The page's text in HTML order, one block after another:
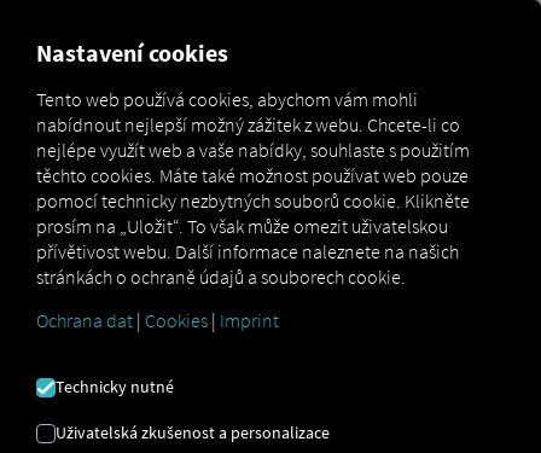
Marketplace MAN eManager M
MAN EMANAGER
M
Nastavení cookies
Tento web používá cookies, abychom vám mohli
nabídnout nejlepší možný zážitek z webu. Chcete-li co
nejlépe využít web a vaše nabídky, souhlaste s použitím
těchto cookies. Máte také možnost používat web pouze
pomocí technicky nezbytných souborů cookie. Klikněte
prosím na „Uložit“. To však může omezit uživatelskou
přívětivost webu. Další informace naleznete na našich
stránkách o ochraně údajů a souborech cookie.
Ochrana dat | Cookies | Imprint
Technicky nutné
Uživatelská zkušenost a personalizace